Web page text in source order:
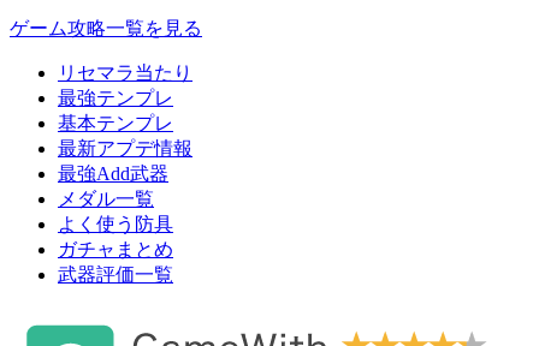
ゲーム攻略一覧を見る
リセマラ当たり
最強テンプレ
基本テンプレ
最新アプデ情報
最強Add武器
メダル一覧
よく使う防具
ガチャまとめ
武器評価一覧